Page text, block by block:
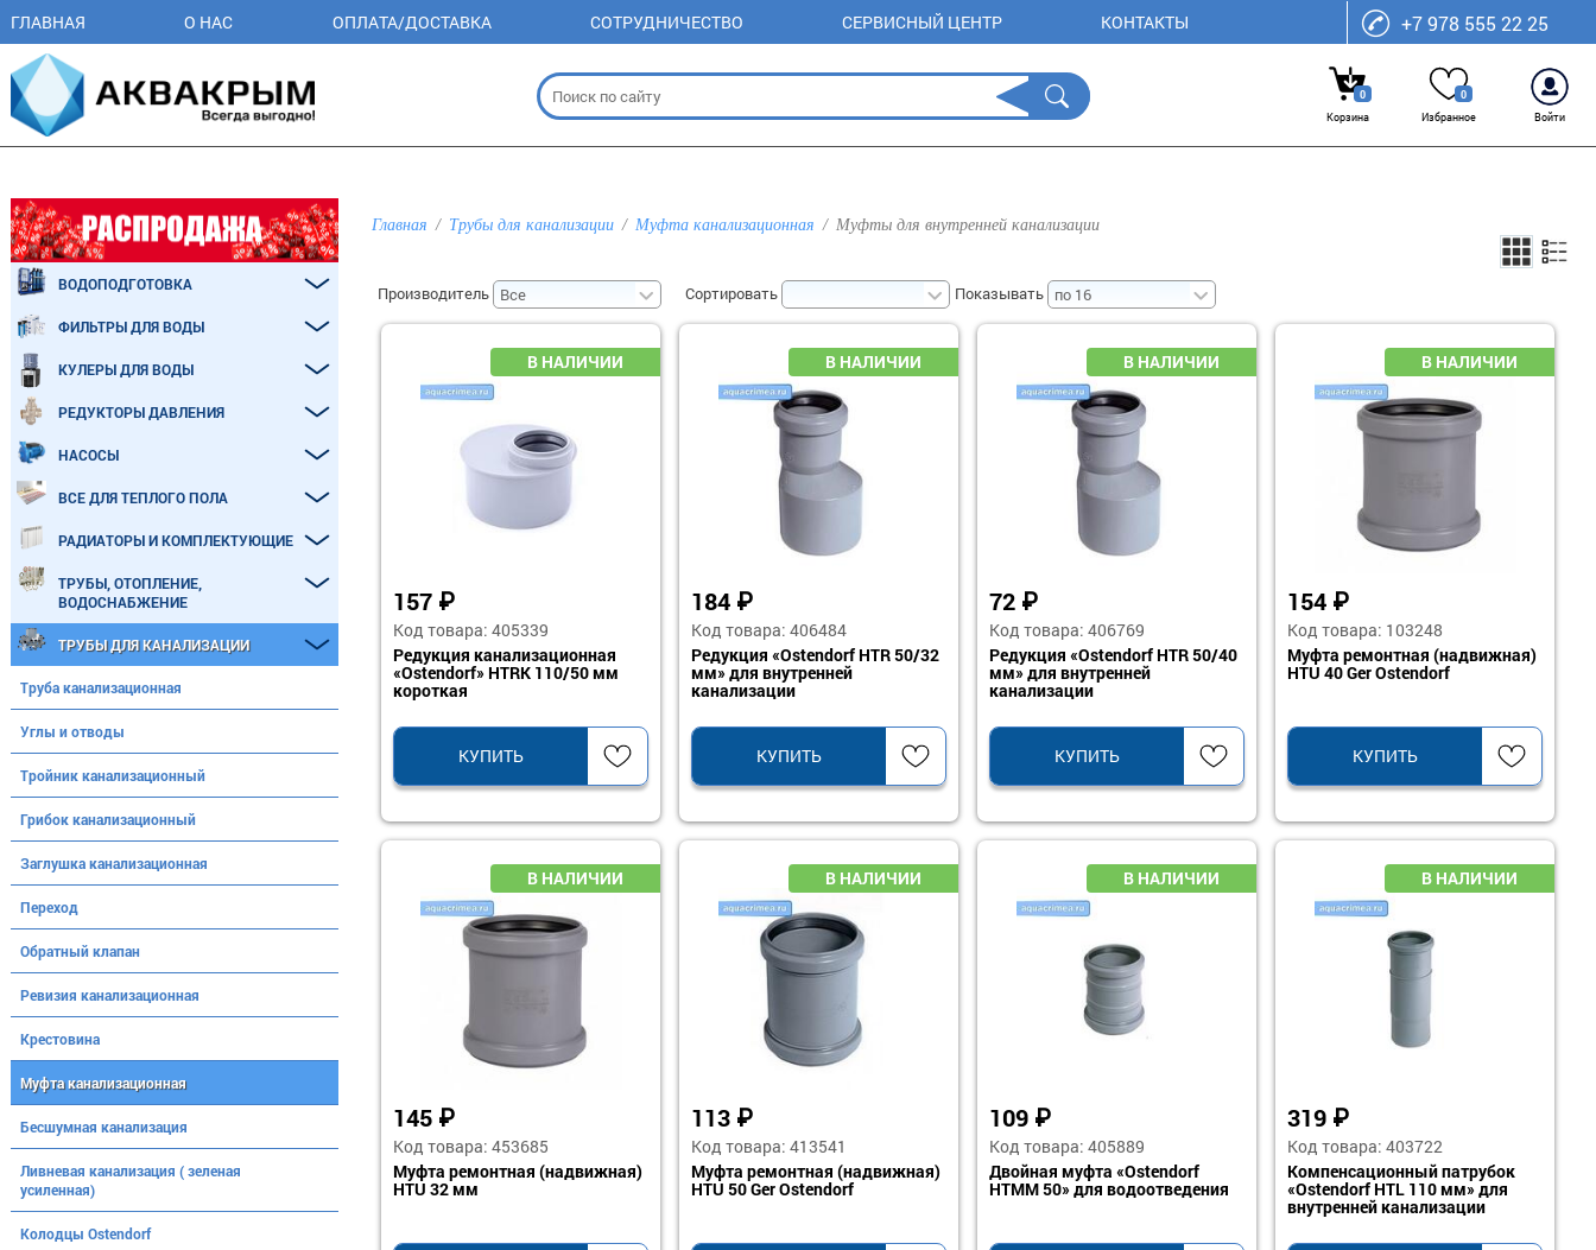
ГЛАВНАЯ О НАС ОПЛАТА/ДОСТАВКА СОТРУДНИЧЕСТВО СЕРВИСНЫЙ ЦЕНТР КОНТАКТЫ +7 978 555 22 25
0
Корзина
0
Избранное
Войти
Главная Трубы для канализации Муфта канализационная Муфты для внутренней канализации
Производитель Сортировать Показывать
157 ₽
Код товара: 405339
Редукция канализационная
«Ostendorf» HTRK 110/50 мм
короткая
КУПИТЬ
184 ₽
Код товара: 406484
Редукция «Ostendorf HTR 50/32
мм» для внутренней
канализации
КУПИТЬ
72 ₽
Код товара: 406769
Редукция «Ostendorf HTR 50/40
мм» для внутренней
канализации
КУПИТЬ
154 ₽
Код товара: 103248
Муфта ремонтная (надвижная)
HTU 40 Ger Ostendorf
КУПИТЬ
145 ₽
Код товара: 453685
Муфта ремонтная (надвижная)
HTU 32 мм
113 ₽
Код товара: 413541
Муфта ремонтная (надвижная)
HTU 50 Ger Ostendorf
109 ₽
Код товара: 405889
Двойная муфта «Ostendorf
HTMM 50» для водоотведения
319 ₽
Код товара: 403722
Компенсационный патрубок
«Ostendorf HTL 110 мм» для
внутренней канализации
ВОДОПОДГОТОВКА
ФИЛЬТРЫ ДЛЯ ВОДЫ
КУЛЕРЫ ДЛЯ ВОДЫ
РЕДУКТОРЫ ДАВЛЕНИЯ
НАСОСЫ
ВСЕ ДЛЯ ТЕПЛОГО ПОЛА
РАДИАТОРЫ И КОМПЛЕКТУЮЩИЕ
ТРУБЫ, ОТОПЛЕНИЕ,
ВОДОСНАБЖЕНИЕ
ТРУБЫ ДЛЯ КАНАЛИЗАЦИИ
Труба канализационная
Углы и отводы
Тройник канализационный
Грибок канализационный
Заглушка канализационная
Переход
Обратный клапан
Ревизия канализационная
Крестовина
Муфта канализационная
Бесшумная канализация
Ливневая канализация ( зеленая
усиленная)
Колодцы Ostendorf